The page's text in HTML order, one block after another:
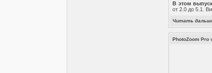
В этом
от 2.0 до 5.1.
Читать
PhotoZoom Pro